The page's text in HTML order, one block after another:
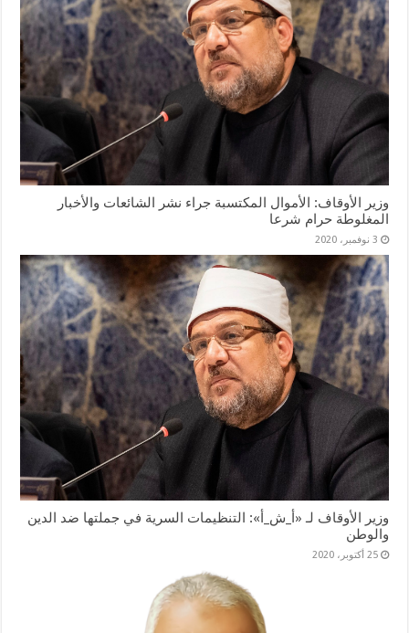
وزير الأوقاف: الأموال المكتسبة جراء نشر الشائعات والأخبار
المغلوطة حرام شرعا
3 نوفمبر، 2020
وزير الأوقاف لـ «أ_ش_أ»: التنظيمات السرية في جملتها ضد الدين
والوطن
25 أكتوبر، 2020